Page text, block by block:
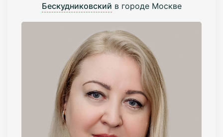
Бескудниковский в городе Москве